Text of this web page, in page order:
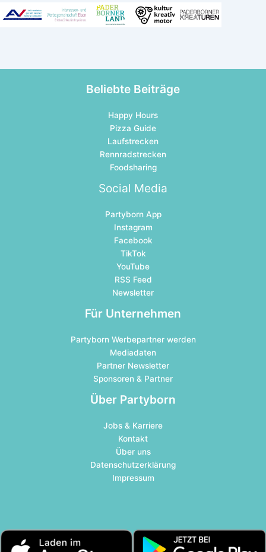
Beliebte Beiträge
Happy Hours
Pizza Guide
Laufstrecken
Rennradstrecken
Foodsharing
Social Media
Partyborn App
Instagram
Facebook
TikTok
YouTube
RSS Feed
Newsletter
Für Unternehmen
Partyborn Werbepartner werden
Mediadaten
Partner Newsletter
Sponsoren & Partner
Über Partyborn
Jobs & Karriere
Kontakt
Über uns
Datenschutzerklärung
Impressum